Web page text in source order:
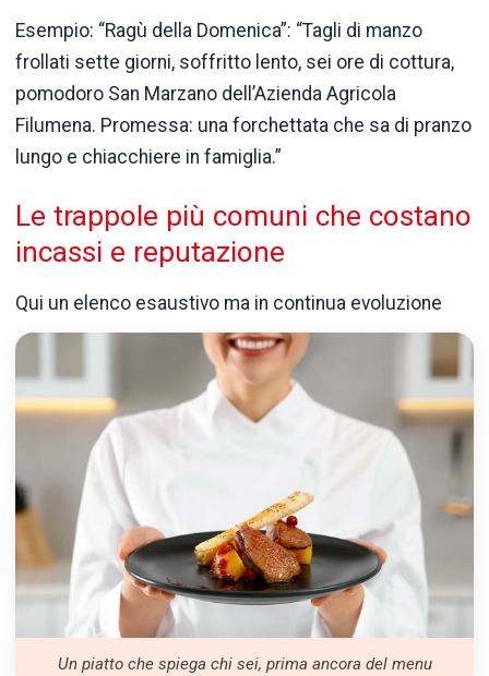
Esempio: “Ragù della Domenica”: “Tagli di manzo
frollati sette giorni, soffritto lento, sei ore di cottura,
pomodoro San Marzano dell’Azienda Agricola
Filumena. Promessa: una forchettata che sa di pranzo
lungo e chiacchiere in famiglia.”
Le trappole più comuni che costano
incassi e reputazione
Qui un elenco esaustivo ma in continua evoluzione
Un piatto che spiega chi sei, prima ancora del menu